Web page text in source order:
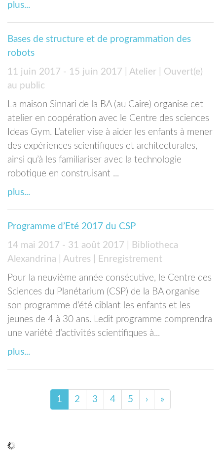
plus...
Bases de structure et de programmation des
robots
11 juin 2017 - 15 juin 2017
| Atelier
| Ouvert(e)
au public
La maison Sinnari de la BA (au Caire) organise cet
atelier en coopération avec le Centre des sciences
Ideas Gym. L’atelier vise à aider les enfants à mener
des expériences scientifiques et architecturales,
ainsi qu’à les familiariser avec la technologie
robotique en construisant ...
plus...
Programme d’Eté 2017 du CSP
14 mai 2017 - 31 août 2017
| Bibliotheca
Alexandrina
| Autres
| Enregistrement
Pour la neuvième année consécutive, le Centre des
Sciences du Planétarium (CSP) de la BA organise
son programme d’été ciblant les enfants et les
jeunes de 4 à 30 ans. Ledit programme comprendra
une variété d’activités scientifiques à...
plus...
1 2 3 4 5 › »